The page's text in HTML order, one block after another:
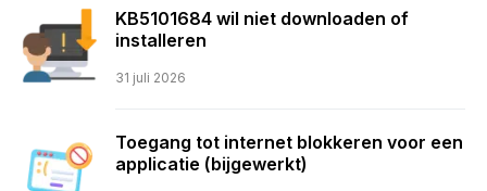
KB5101684 wil niet downloaden of
installeren
31 juli 2026
Toegang tot internet blokkeren voor een
applicatie (bijgewerkt)